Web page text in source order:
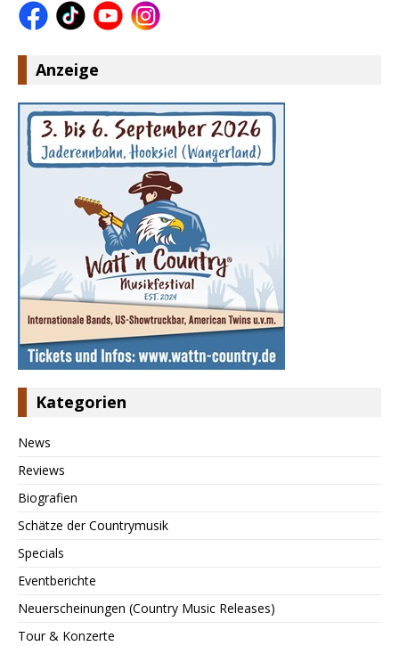
Anzeige
Kategorien
News
Reviews
Biografien
Schätze der Countrymusik
Specials
Eventberichte
Neuerscheinungen (Country Music Releases)
Tour & Konzerte